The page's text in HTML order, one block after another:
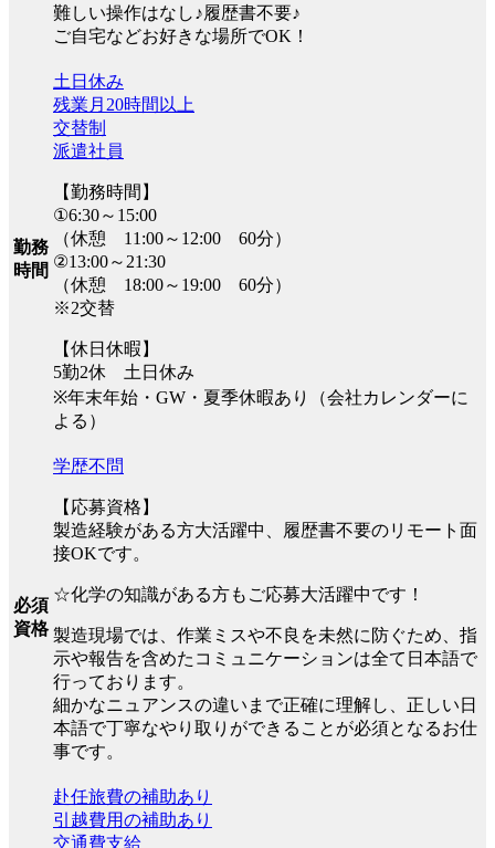
難しい操作はなし♪履歴書不要♪
ご自宅などお好きな場所でOK！
勤務
時間
土日休み
残業月20時間以上
交替制
派遣社員
【勤務時間】
①6:30～15:00
（休憩 11:00～12:00 60分）
②13:00～21:30
（休憩 18:00～19:00 60分）
※2交替
【休日休暇】
5勤2休 土日休み
※年末年始・GW・夏季休暇あり（会社カレンダーに
よる）
必須
資格
学歴不問
【応募資格】
製造経験がある方大活躍中、履歴書不要のリモート面
接OKです。
☆化学の知識がある方もご応募大活躍中です！
製造現場では、作業ミスや不良を未然に防ぐため、指
示や報告を含めたコミュニケーションは全て日本語で
行っております。
細かなニュアンスの違いまで正確に理解し、正しい日
本語で丁寧なやり取りができることが必須となるお仕
事です。
赴任旅費の補助あり
引越費用の補助あり
交通費支給